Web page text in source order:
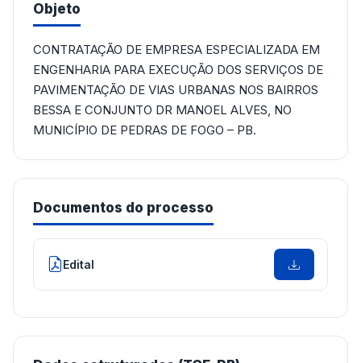
Objeto
CONTRATAÇÃO DE EMPRESA ESPECIALIZADA EM
ENGENHARIA PARA EXECUÇÃO DOS SERVIÇOS DE
PAVIMENTAÇÃO DE VIAS URBANAS NOS BAIRROS
BESSA E CONJUNTO DR MANOEL ALVES, NO
MUNICÍPIO DE PEDRAS DE FOGO – PB.
Documentos do processo
Edital